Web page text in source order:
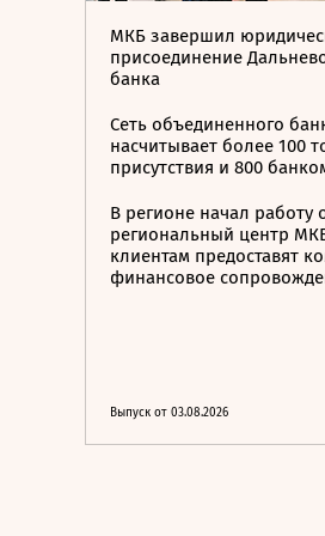
МКБ завершил
присоединение
банка
Сеть объединенного
насчитывает более 100
присутствия и 800
В регионе начал работу
региональный центр
клиентам предоставят
финансовое
Выпуск от 03.08.2026